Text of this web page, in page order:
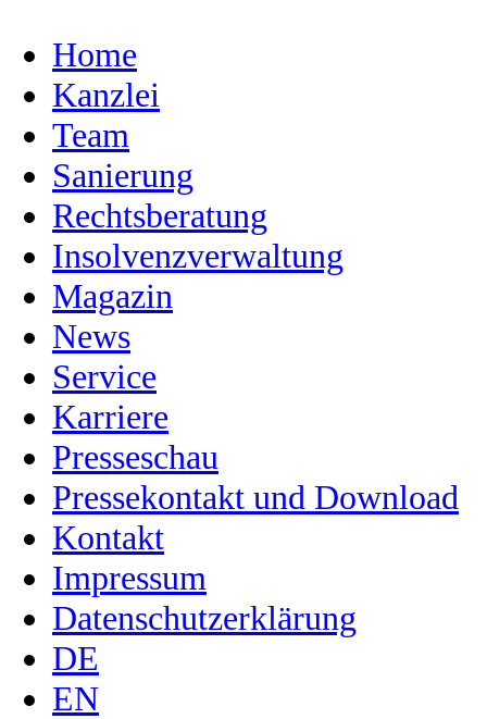
Home
Kanzlei
Team
Sanierung
Rechtsberatung
Insolvenzverwaltung
Magazin
News
Service
Karriere
Presseschau
Pressekontakt und Download
Kontakt
Impressum
Datenschutzerklärung
DE
EN